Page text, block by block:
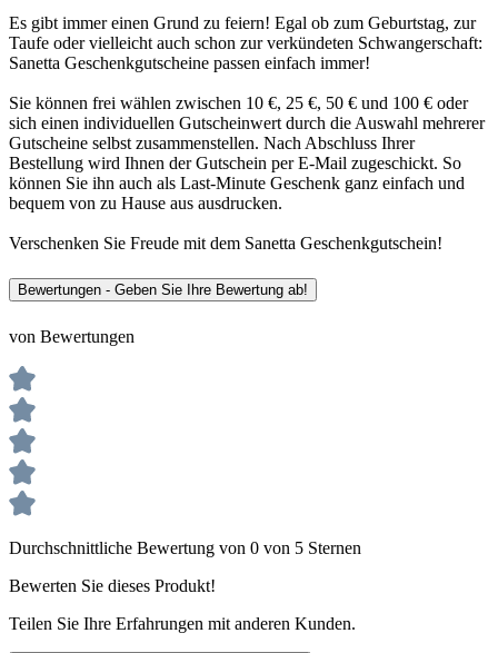
Es gibt immer einen Grund zu feiern! Egal ob zum Geburtstag, zur
Taufe oder vielleicht auch schon zur verkündeten Schwangerschaft:
Sanetta Geschenkgutscheine passen einfach immer!
Sie können frei wählen zwischen 10 €, 25 €, 50 € und 100 € oder
sich einen individuellen Gutscheinwert durch die Auswahl mehrerer
Gutscheine selbst zusammenstellen. Nach Abschluss Ihrer
Bestellung wird Ihnen der Gutschein per E-Mail zugeschickt. So
können Sie ihn auch als Last-Minute Geschenk ganz einfach und
bequem von zu Hause aus ausdrucken.
Verschenken Sie Freude mit dem Sanetta Geschenkgutschein!
Bewertungen - Geben Sie Ihre Bewertung ab!
von Bewertungen
Durchschnittliche Bewertung von 0 von 5 Sternen
Bewerten Sie dieses Produkt!
Teilen Sie Ihre Erfahrungen mit anderen Kunden.